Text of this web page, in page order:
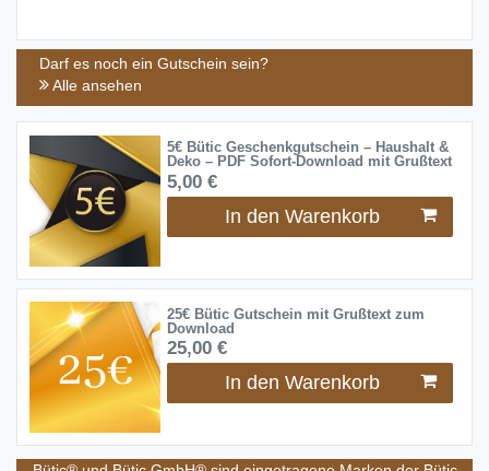
Darf es noch ein Gutschein sein?
Alle ansehen
5€ Bütic Geschenkgutschein – Haushalt &
Deko – PDF Sofort-Download mit Grußtext
5,00 €
In den Warenkorb
25€ Bütic Gutschein mit Grußtext zum
Download
25,00 €
In den Warenkorb